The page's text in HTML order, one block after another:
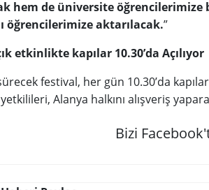
hem de üniversite öğrencilerimize
öğrencilerimize aktarılacak.”
etkinlikte kapılar 10.30’da Açılıyor
festival, her gün 10.30’da
Alanya halkını alışveriş
Bizi